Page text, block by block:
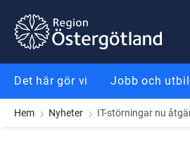
Gå till innehåll
Gå till meny
Gå till sidfot
Det här gör vi Jobb och
Hem Nyheter IT-störningar nu